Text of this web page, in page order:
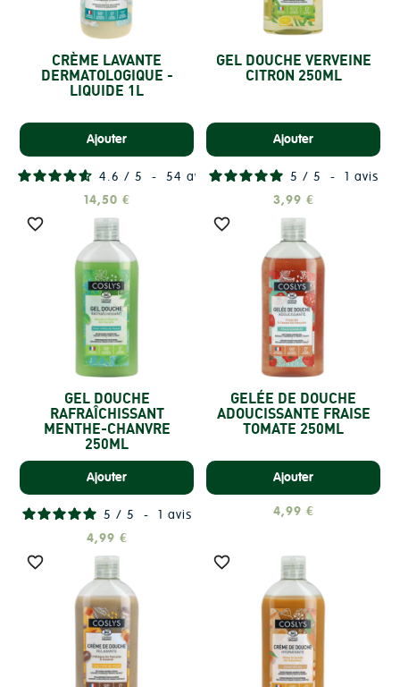
CRÈME LAVANTE
DERMATOLOGIQUE -
LIQUIDE 1L
Ajouter
4.6 / 5 - 54 avis
14,50 €
GEL DOUCHE VERVEINE
CITRON 250ML
Ajouter
5 / 5 - 1 avis
3,99 €

GEL DOUCHE
RAFRAÎCHISSANT
MENTHE-CHANVRE
250ML
Ajouter
5 / 5 - 1 avis
4,99 €

GELÉE DE DOUCHE
ADOUCISSANTE FRAISE
TOMATE 250ML
Ajouter
4,99 €
 